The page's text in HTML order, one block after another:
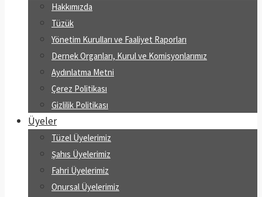
Hakkımızda
Tüzük
Yönetim Kurulları ve Faaliyet Raporları
Dernek Organları, Kurul ve Komisyonlarımız
Aydınlatma Metni
Çerez Politikası
Gizlilik Politikası
Üyeler
Tüzel Üyelerimiz
Şahıs Üyelerimiz
Fahri Üyelerimiz
Onursal Üyelerimiz